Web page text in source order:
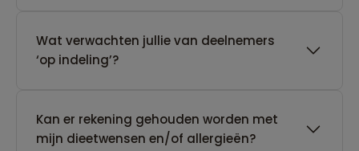
Wat verwachten jullie van deelnemers
‘op indeling’?
Kan er rekening gehouden worden met
mijn dieetwensen en/of allergieën?